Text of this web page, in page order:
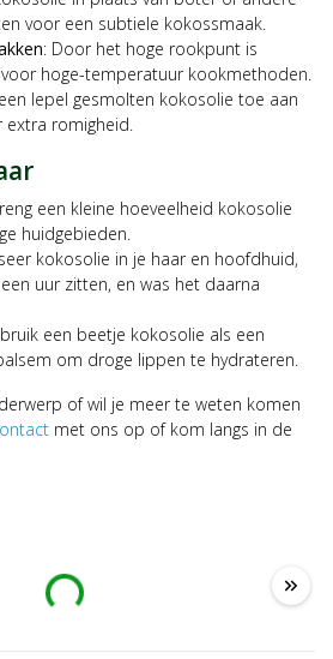
voor een subtiele kokossmaak.
: Door het hoge rookpunt is
hoge-temperatuur kookmethoden.
lepel gesmolten kokosolie toe aan
extra romigheid.
een kleine hoeveelheid kokosolie
huidgebieden.
kokosolie in je haar en hoofdhuid,
uur zitten, en was het daarna
een beetje kokosolie als een
om droge lippen te hydrateren.
of wil je meer te weten komen
met ons op of kom langs in de
Laden … keyboard_double_arrow_right